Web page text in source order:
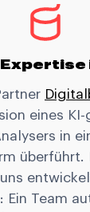
eines
in
überführt.
Ein Team